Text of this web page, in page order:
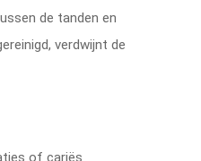
de tanden en
verdwijnt de
of cariës